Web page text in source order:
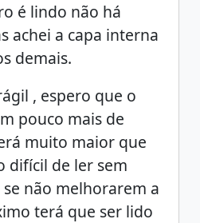
é lindo não há
achei a capa interna
demais.
, espero que o
pouco mais de
muito maior que
difícil de ler sem
não melhorarem a
terá que ser lido